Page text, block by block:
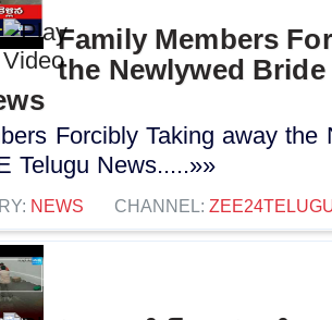
Family Members
the Newlywed Bride
Forcibly Taking away the
Telugu News.....»»
NEWS CHANNEL: